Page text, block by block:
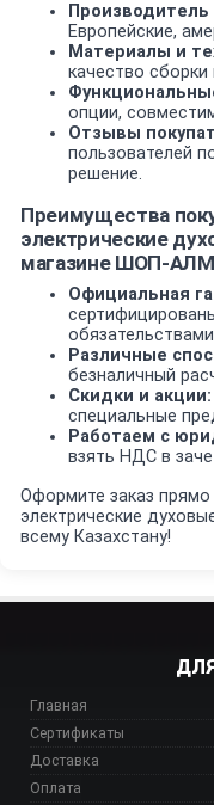
Производитель
Европейские,
Материалы и
качество
опции,
Отзывы
пользователей
решение.
Преимущества
электрические
магазине ШОП-
Официальная
Различные
безналичный
Скидки и акции:
специальные
Работаем с
взять НДС в
Оформите заказ
электрические
всему Казахстану!
Главная
Сертификаты
Доставка
Оплата